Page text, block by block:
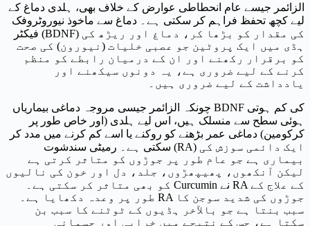
الزائمر جیسے عام انحطاطی عوارض کے خلاف بھی، ہلدی دماغ کے
لیے کچھ تحفظ فراہم کر سکتی ہے۔ دماغ سے ماخوذ نیوروٹروفک
فیکٹر (BDNF) کی مقدار کو بڑھا کر، دماغ اور ریڑھ کی
ہڈی میں ایک پروٹین جو عصبی خلیات (نیورون) کی صحت
کو برقرار رکھنے اور ان کے درمیان رابطے کو منظم
کرنے کے لیے ضروری ہے، یہ دونوں سیکھنے اور
یادداشت کے لیے ضروری ہیں۔
چونکہ الزائمر جیسی مروجہ دماغی بیماریاں BDNF کی کم ہوتی
ہوئی سطح سے منسلک ہیں، اس لیے ہلدی (اور خاص طور پر
کرکومین) دماغی عمر بڑھنے کو روکنے یا اسے کم کرنے میں مدد کر
سکتی ہے۔ رمیٹی سندشوت (RA) ایک دائمی سوزش کی
بیماری ہے جو عام طور پر جوڑوں کو متاثر کرتی ہے
لیکن آنکھوں، پھیپھڑوں، جلد، دل اور خون کی نالیوں
کو بھی متاثر کر سکتی ہے۔ Curcumin نے RA کے علاج کے
طور پر وعدہ دکھایا ہے۔ RA جوڑوں کی شدید سوجن کا
سبب بنتا ہے جو بالآخر ہڈیوں کے ٹوٹنے کا سبب بن
سکتا ہے، جس کے نتیجے میں خرابی اور جسمانی